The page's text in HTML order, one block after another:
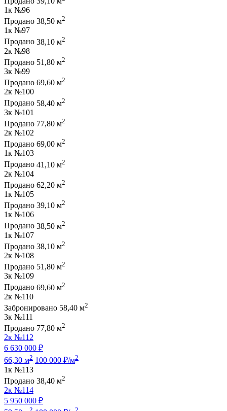
1к №96
Продано 38,50 м2
1к №97
Продано 38,10 м2
2к №98
Продано 51,80 м2
3к №99
Продано 69,60 м2
2к №100
Продано 58,40 м2
3к №101
Продано 77,80 м2
2к №102
Продано 69,00 м2
1к №103
Продано 41,10 м2
2к №104
Продано 62,20 м2
1к №105
Продано 39,10 м2
1к №106
Продано 38,50 м2
1к №107
Продано 38,10 м2
2к №108
Продано 51,80 м2
3к №109
Продано 69,60 м2
2к №110
Забронировано 58,40 м2
3к №111
Продано 77,80 м2
2к №112
6 630 000 ₽
66,30 м2 100 000 ₽/м2
1к №113
Продано 38,40 м2
2к №114
5 950 000 ₽